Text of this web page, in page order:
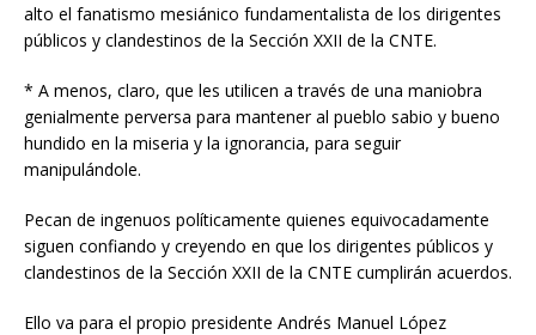
alto el fanatismo mesiánico fundamentalista de los dirigentes
públicos y clandestinos de la Sección XXII de la CNTE.
* A menos, claro, que les utilicen a través de una maniobra
genialmente perversa para mantener al pueblo sabio y bueno
hundido en la miseria y la ignorancia, para seguir
manipulándole.
Pecan de ingenuos políticamente quienes equivocadamente
siguen confiando y creyendo en que los dirigentes públicos y
clandestinos de la Sección XXII de la CNTE cumplirán acuerdos.
Ello va para el propio presidente Andrés Manuel López